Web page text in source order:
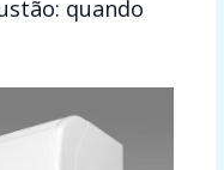
quando